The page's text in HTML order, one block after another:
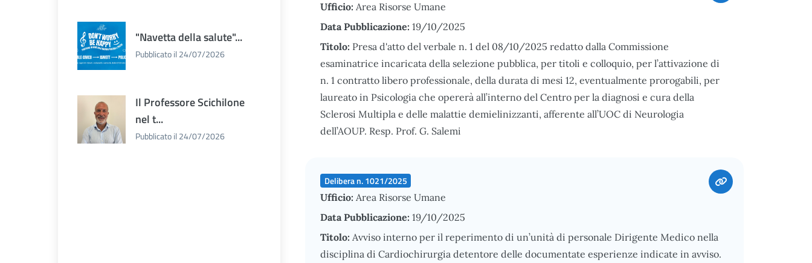
"Navetta della salute"...
Pubblicato il 24/07/2026
Il Professore Scichilone
nel t...
Pubblicato il 24/07/2026
Ufficio: Area Risorse Umane
Data Pubblicazione: 19/10/2025
Titolo: Presa d'atto del verbale n. 1 del 08/10/2025 redatto dalla Commissione
esaminatrice incaricata della selezione pubblica, per titoli e colloquio, per l’attivazione di
n. 1 contratto libero professionale, della durata di mesi 12, eventualmente prorogabili, per
laureato in Psicologia che opererà all’interno del Centro per la diagnosi e cura della
Sclerosi Multipla e delle malattie demielinizzanti, afferente all’UOC di Neurologia
dell’AOUP. Resp. Prof. G. Salemi
Delibera n. 1021/2025
Ufficio: Area Risorse Umane
Data Pubblicazione: 19/10/2025
Titolo: Avviso interno per il reperimento di un’unità di personale Dirigente Medico nella
disciplina di Cardiochirurgia detentore delle documentate esperienze indicate in avviso.